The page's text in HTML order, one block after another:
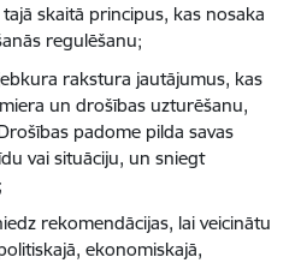
skaitā principus, kas nosaka
regulēšanu;
rakstura jautājumus, kas
un drošības uzturēšanu,
padome pilda savas
vai situāciju, un sniegt
rekomendācijas, lai veicinātu
ekonomiskajā,